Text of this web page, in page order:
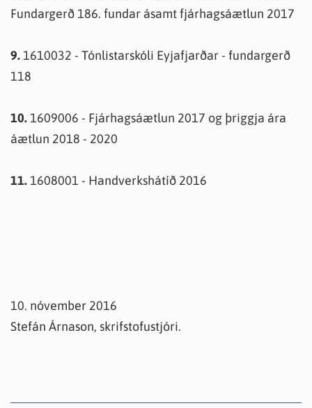
Fundargerð 186. fundar ásamt fjárhagsáætlun 2017
9. 1610032 - Tónlistarskóli Eyjafjarðar - fundargerð
118
10. 1609006 - Fjárhagsáætlun 2017 og þriggja ára
áætlun 2018 - 2020
11. 1608001 - Handverkshátíð 2016
10. nóvember 2016
Stefán Árnason, skrifstofustjóri.